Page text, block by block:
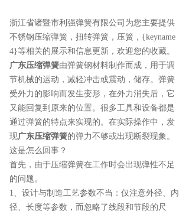
浙江省诸暨市利强弹簧有限公司为您主要提供
不锈钢压缩弹簧 ，扭转弹簧，压簧，{keyname
4}等相关的展示和信息更新，欢迎您的收藏。
广东压缩弹簧由弹簧钢材料制作而成，用于调
节机械的运动，减轻冲击或震动，储存。弹簧
受外力的影响而发生变形，在外力消失后，它
又能回复到原来的位置。很多工具和设备都是
通过弹簧的特点来实现的。在实际操作中，发
现广东压缩弹簧的弹力不够或出现断裂现象。
这是怎么回事？
首先，由于压缩弹簧在工作时会出现弹性不足
的问题。
1、设计与制造工艺参数不当：仅注意外径、内
径、长度等参数，而忽略了线段和节段的尺